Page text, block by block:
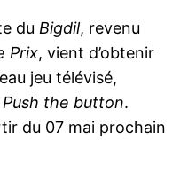
duBigdil, revenu
Prix, vient d’obtenir
jeu télévisé,
Push the button.
du 07 mai prochain